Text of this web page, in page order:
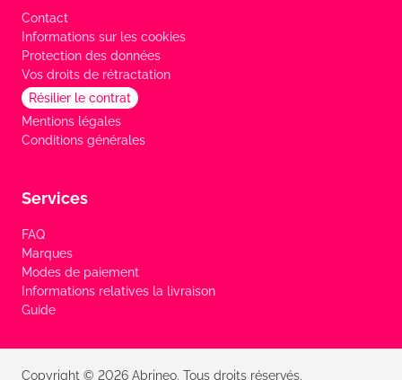
Contact
Informations sur les cookies
Protection des données
Vos droits de rétractation
Résilier le contrat
Mentions légales
Conditions générales
Services
FAQ
Marques
Modes de paiement
Informations relatives la livraison
Guide
Copyright © 2026 Abrineo. Tous droits réservés.